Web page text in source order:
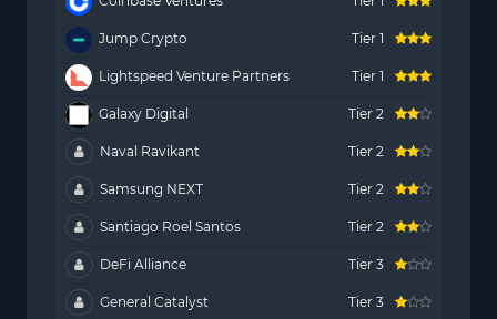
Jump Crypto Tier 1
Lightspeed Venture Partners Tier 1
Galaxy Digital Tier 2
Naval Ravikant Tier 2
Samsung NEXT Tier 2
Santiago Roel Santos Tier 2
DeFi Alliance Tier 3
General Catalyst Tier 3